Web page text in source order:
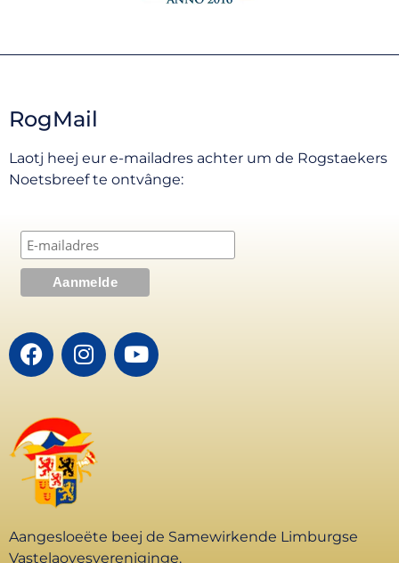
RogMail
Laotj heej eur e-mailadres achter um de Rogstaekers
Noetsbreef te ontvânge:
Aangesloeëte beej de Samewirkende Limburgse
Vastelaovesvereniginge.